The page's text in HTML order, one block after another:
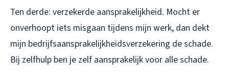
Ten derde: verzekerde aansprakelijkheid. Mocht er
onverhoopt iets misgaan tijdens mijn werk, dan dekt
mijn bedrijfsaansprakelijkheidsverzekering de schade.
Bij zelfhulp ben je zelf aansprakelijk voor alle schade.